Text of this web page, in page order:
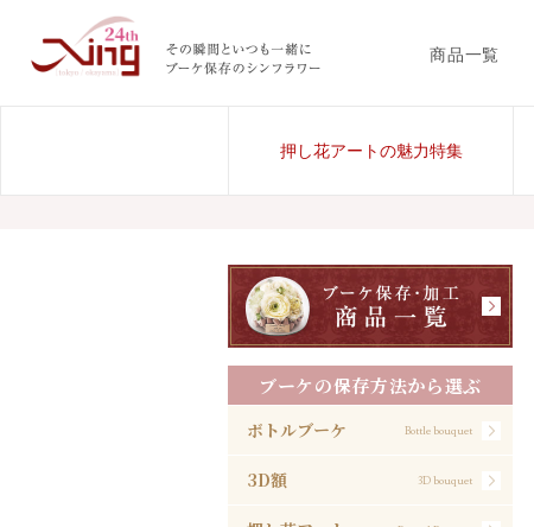
商品一覧
押し花アートの魅力特集
ブーケの保存方法から選ぶ
ボトルブーケ Bottle bouquet
3D額 3D bouquet